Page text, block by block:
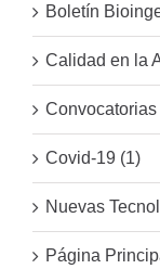
Boletín
Calidad en la
Covid-19 (1)
Nuevas
Página